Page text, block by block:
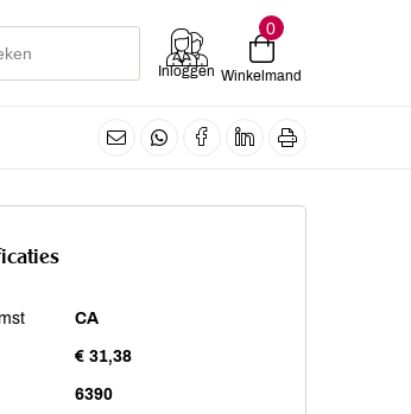
Inloggen
0
Winkelmand
CA
€ 31,38
6390